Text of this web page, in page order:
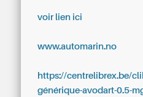
voir lien ici
www.automarin.no
https://centrelibrex.be/
générique-avodart-0.5-